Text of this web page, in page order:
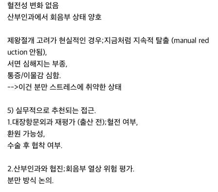
혈전성 변화 없음
산부인과에서 회음부 상태 양호
제왕절개 고려가 현실적인 경우;지금처럼 지속적 탈출 (manual red
uction 안됨),
서면 심해지는 부종,
통증/이물감 심함.
-->이건 분만 스트레스에 취약한 상태
5) 실무적으로 추천되는 접근.
1.대장항문외과 재평가 (출산 전);혈전 여부,
환원 가능성,
수술 후 협착 여부.
2.산부인과와 협진;회음부 열상 위험 평가.
분만 방식 논의.